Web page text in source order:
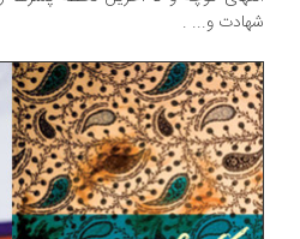
و... .